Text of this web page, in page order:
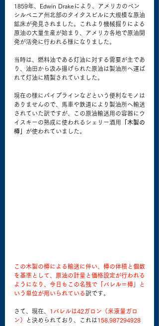
1859年、Edwin Drakeにより、アメリカのペン
シルベニア州北部のタイタスビルに大規模な原油
鉱床が発見されました。これより機械掘りによる
原油の大量生産が始まり、アメリカ各地で原油開
発が活発に行われる様になりました。
当時は、燃料油である灯油に対する需要が主であ
り、油田から汲み揚げられた原油は製油所へ運ば
れて灯油に精製されていました。
現在の様にパイプラインなどという便利なモノは
ありませんので、馬車や鉄道により製油所へ輸送
されていた訳ですが、この原油輸送用の容器にウ
イスキーの熟成に使われるシェリー酒用
「木製の
樽」 が使われていました。
この木製の樽による輸送に伴い、樽の体積と個数
を基準として、原油の計量と価格設定が行われる
ようになり、今日もこの名残で「バレル＝樽」と
いう単位が用いられている訳です。
さて、現在、 1バレルは42ガロン（米液量ガロ
ン）
と決められており、これは158.987294928